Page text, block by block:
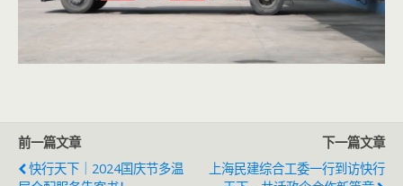
前一篇文章
快行天下｜2024国庆节多温
下一篇文章
上海民建综合工委一行到访快行